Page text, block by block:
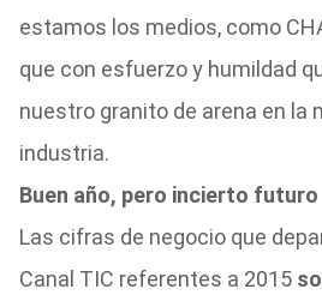
estamos los medios, como
que con esfuerzo y humildad
nuestro granito de arena en la
industria.
Buen año, pero incierto futuro
Las cifras de negocio que
Canal TIC referentes a 2015